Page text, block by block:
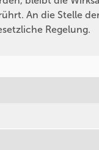
An die Stelle
Regelung.